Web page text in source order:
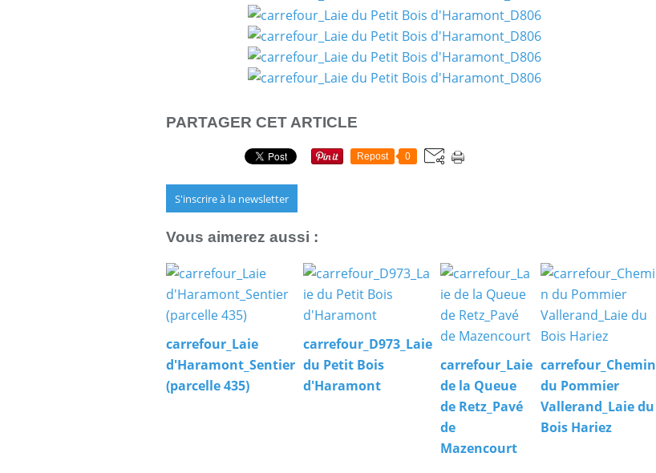
PARTAGER CET ARTICLE
Repost 0
S'inscrire à la newsletter
Vous aimerez aussi :
carrefour_Laie
d'Haramont_Sentier
(parcelle 435)
carrefour_D973_Laie
du Petit Bois
d'Haramont
carrefour_Laie
de la Queue
de Retz_Pavé
de
Mazencourt
carrefour_Chemin
du Pommier
Vallerand_Laie du
Bois Hariez